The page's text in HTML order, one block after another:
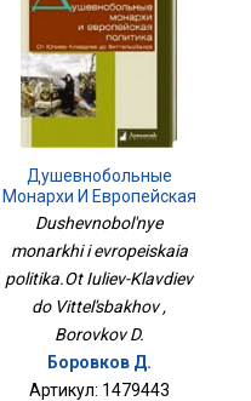
Душевнобольные
Монархи И Европейская
Политика.От Юлиев-
Клавдиев До
Виттельсбахов
Dushevnobol'nye
monarkhi i evropeiskaia
politika.Ot Iuliev-Klavdiev
do Vittel'sbakhov ,
Borovkov D.
Боровков Д.
Артикул: 1479443